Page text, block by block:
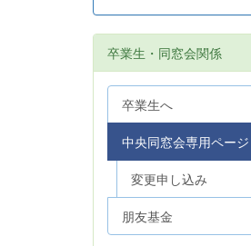
卒業生・同窓会関係
卒業生へ
中央同窓会専用ページ
変更申し込み
朋友基金